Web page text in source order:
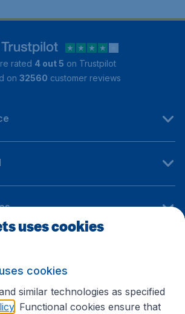
rated 4 out 5 on Trustpilot
on 32560 customer reviews
uses cookies
cookies
similar technologies as specified
. Functional cookies ensure that